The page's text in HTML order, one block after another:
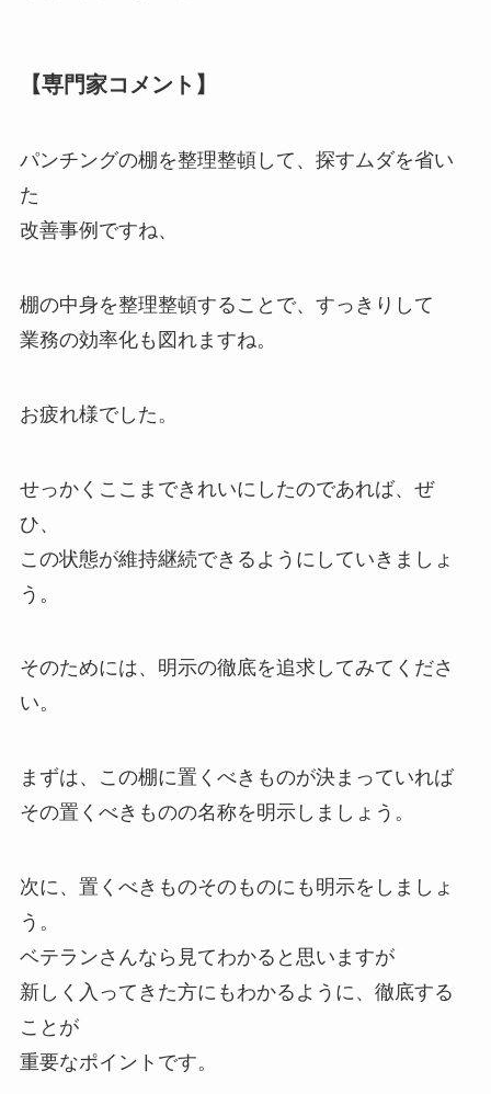
【専門家コメント】
パンチングの棚を整理整頓して、探すムダを省い
た
改善事例ですね、
棚の中身を整理整頓することで、すっきりして
業務の効率化も図れますね。
お疲れ様でした。
せっかくここまできれいにしたのであれば、ぜ
ひ、
この状態が維持継続できるようにしていきましょ
う。
そのためには、明示の徹底を追求してみてくださ
い。
まずは、この棚に置くべきものが決まっていれば
その置くべきものの名称を明示しましょう。
次に、置くべきものそのものにも明示をしましょ
う。
ベテランさんなら見てわかると思いますが
新しく入ってきた方にもわかるように、徹底する
ことが
重要なポイントです。